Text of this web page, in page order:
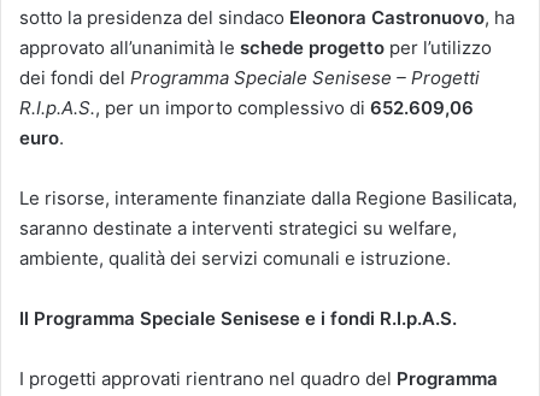
sotto la presidenza del sindaco Eleonora Castronuovo, ha
approvato all’unanimità le schede progetto per l’utilizzo
dei fondi del Programma Speciale Senisese – Progetti
R.I.p.A.S., per un importo complessivo di 652.609,06
euro.
Le risorse, interamente finanziate dalla Regione Basilicata,
saranno destinate a interventi strategici su welfare,
ambiente, qualità dei servizi comunali e istruzione.
Il Programma Speciale Senisese e i fondi R.I.p.A.S.
I progetti approvati rientrano nel quadro del Programma